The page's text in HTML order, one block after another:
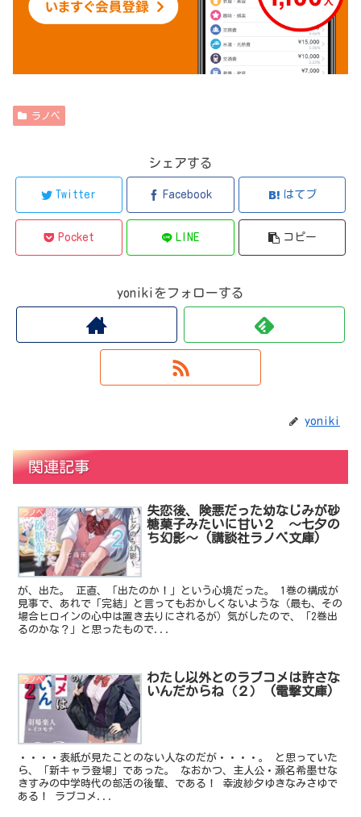
ラノベ
シェアする
Twitter Facebook はてブ
Pocket LINE コピー
yonikiをフォローする
yoniki
関連記事
ラノベ
失恋後、険悪だった幼なじみが砂
糖菓子みたいに甘い２ ～七夕の
ち幻影～ (講談社ラノベ文庫)
が、出た。 正直、「出たのか！」という心境だった。 1巻の構成が
見事で、あれで「完結」と言ってもおかしくないような（最も、その
場合ヒロインの心中は置き去りにされるが）気がしたので、「2巻出
るのかな？」と思ったもので...
ラノベ
わたし以外とのラブコメは許さな
いんだからね（２） (電撃文庫)
・・・・表紙が見たことのない人なのだが・・・・。 と思っていた
ら、「新キャラ登場」であった。 なおかつ、主人公・瀬名希墨せな
きすみの中学時代の部活の後輩、である！ 幸波紗夕ゆきなみさゆで
ある！ ラブコメ...